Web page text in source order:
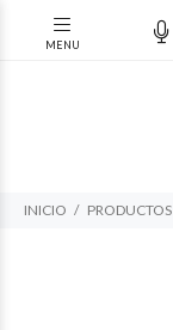
INICIO PRODUCTOS